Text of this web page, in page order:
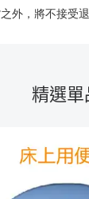
外，將不接受退
精選單